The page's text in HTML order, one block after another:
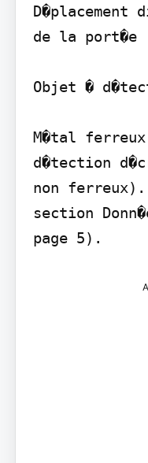
D�placement
de la port�e
Objet �
M�tal
d�tection
non
section
page 5).